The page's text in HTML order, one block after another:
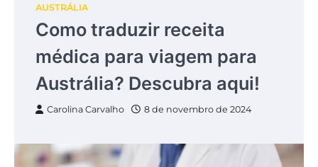
AUSTRÁLIA
Como traduzir receita
médica para viagem para
Austrália? Descubra aqui!
Carolina Carvalho 8 de novembro de 2024